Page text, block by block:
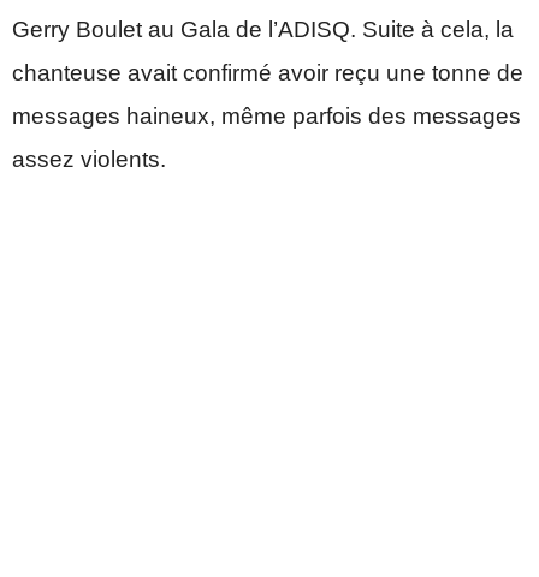
Gerry Boulet au Gala de l’ADISQ. Suite à cela, la
chanteuse avait confirmé avoir reçu une tonne de
messages haineux, même parfois des messages
assez violents.